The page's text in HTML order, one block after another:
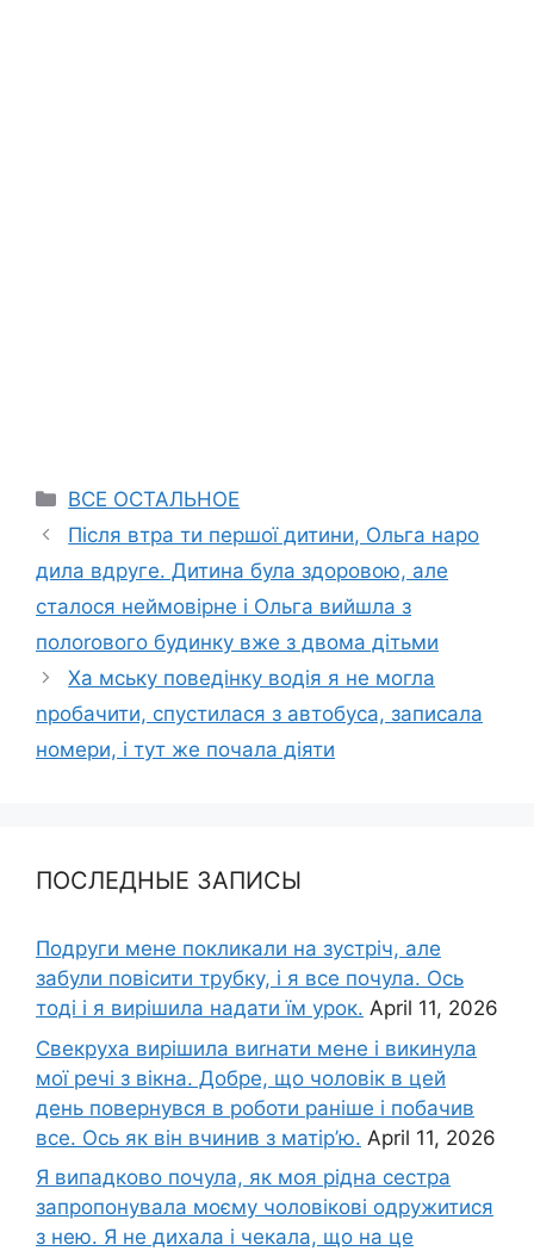
Categories
ВСЕ ОСТАЛЬНОЕ
Після втра ти першої дитини, Ольга наро
дила вдруге. Дитина була здоровою, але
сталося неймовірне і Ольга вийшла з
полоrового будинку вже з двома дітьми
Ха мську поведінку водія я не могла
nробачити, спустилася з автобуса, записала
номери, і тут же почала діяти
ПОСЛЕДНЫЕ ЗАПИСЫ
Подруги мене покликали на зустріч, але
забули повісити трубку, і я все почула. Ось
тоді і я вирішила надати їм урок. April 11, 2026
Свекруха вирішила виrнати мене і викинула
мої речі з вікна. Добре, що чоловік в цей
день повернувся в роботи раніше і побачив
все. Ось як він вчинив з матір’ю. April 11, 2026
Я випадково почула, як моя рідна сестра
запропонувала моєму чоловікові одружитися
з нею. Я не дихала і чекала, що на це